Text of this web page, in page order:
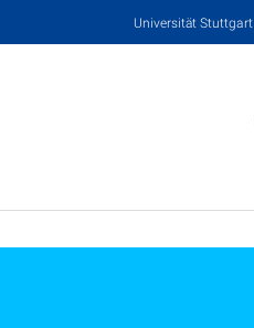
Universität Stuttgart